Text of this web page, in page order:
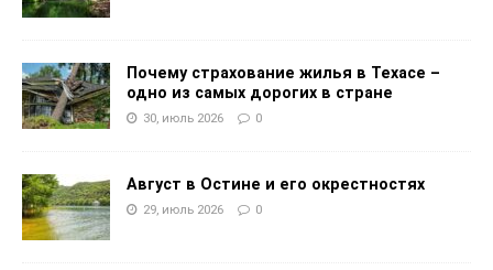
Почему страхование жилья в Техасе –
одно из самых дорогих в стране
30, июль 2026 0
Август в Остине и его окрестностях
29, июль 2026 0